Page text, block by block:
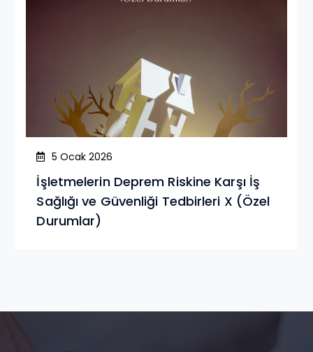
5 Ocak 2026
İşletmelerin Deprem Riskine Karşı İş
Sağlığı ve Güvenliği Tedbirleri X (Özel
Durumlar)